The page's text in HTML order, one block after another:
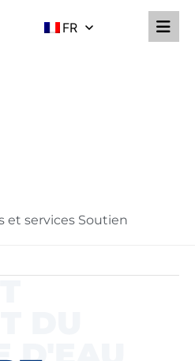
FR
et services Soutien